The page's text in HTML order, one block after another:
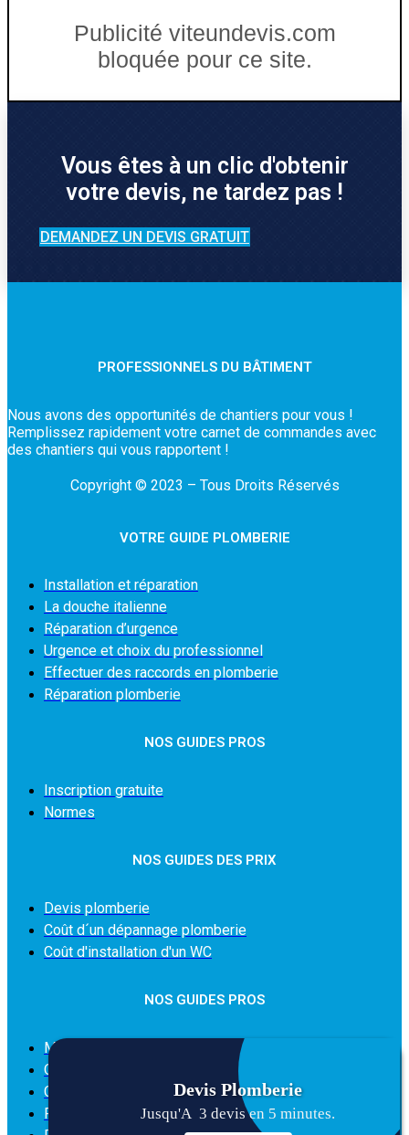
Devis Plomberie
Jusqu'A 3 devis en 5 minutes.
Publicité viteundevis.com
bloquée pour ce site.
Vous êtes à un clic d'obtenir
votre devis, ne tardez pas !
DEMANDEZ UN DEVIS GRATUIT
PROFESSIONNELS DU BÂTIMENT
Nous avons des opportunités de chantiers pour vous !
Remplissez rapidement votre carnet de commandes avec
des chantiers qui vous rapportent !
Copyright © 2023 – Tous Droits Réservés
VOTRE GUIDE PLOMBERIE
Installation et réparation
La douche italienne
Réparation d’urgence
Urgence et choix du professionnel
Effectuer des raccords en plomberie
Réparation plomberie
NOS GUIDES PROS
Inscription gratuite
Normes
NOS GUIDES DES PRIX
Devis plomberie
Coût d´un dépannage plomberie
Coût d'installation d'un WC
NOS GUIDES PROS
Mention légales
Qui sommes-nous
Condition générale d'utilisation du site
Politique des cookies